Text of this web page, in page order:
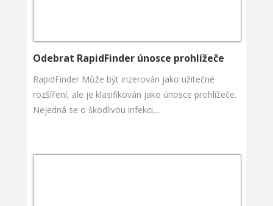
Odebrat RapidFinder únosce prohlížeče
RapidFinder Může být inzerován jako užitečné
rozšíření, ale je klasifikován jako únosce prohlížeče.
Nejedná se o škodlivou infekci,...